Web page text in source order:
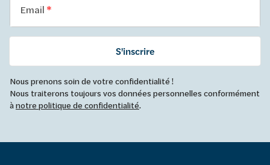
Email
S'inscrire
Nous prenons soin de votre confidentialité !
Nous traiterons toujours vos données personnelles conformément
ànotre politique de confidentialité.